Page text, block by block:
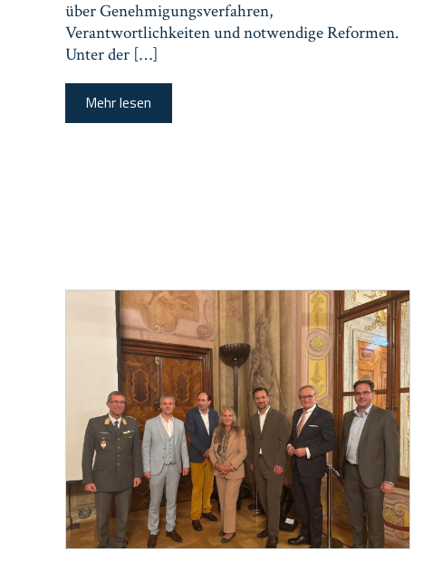
über Genehmigungsverfahren,
Verantwortlichkeiten und notwendige Reformen.
Unter der […]
Mehr lesen